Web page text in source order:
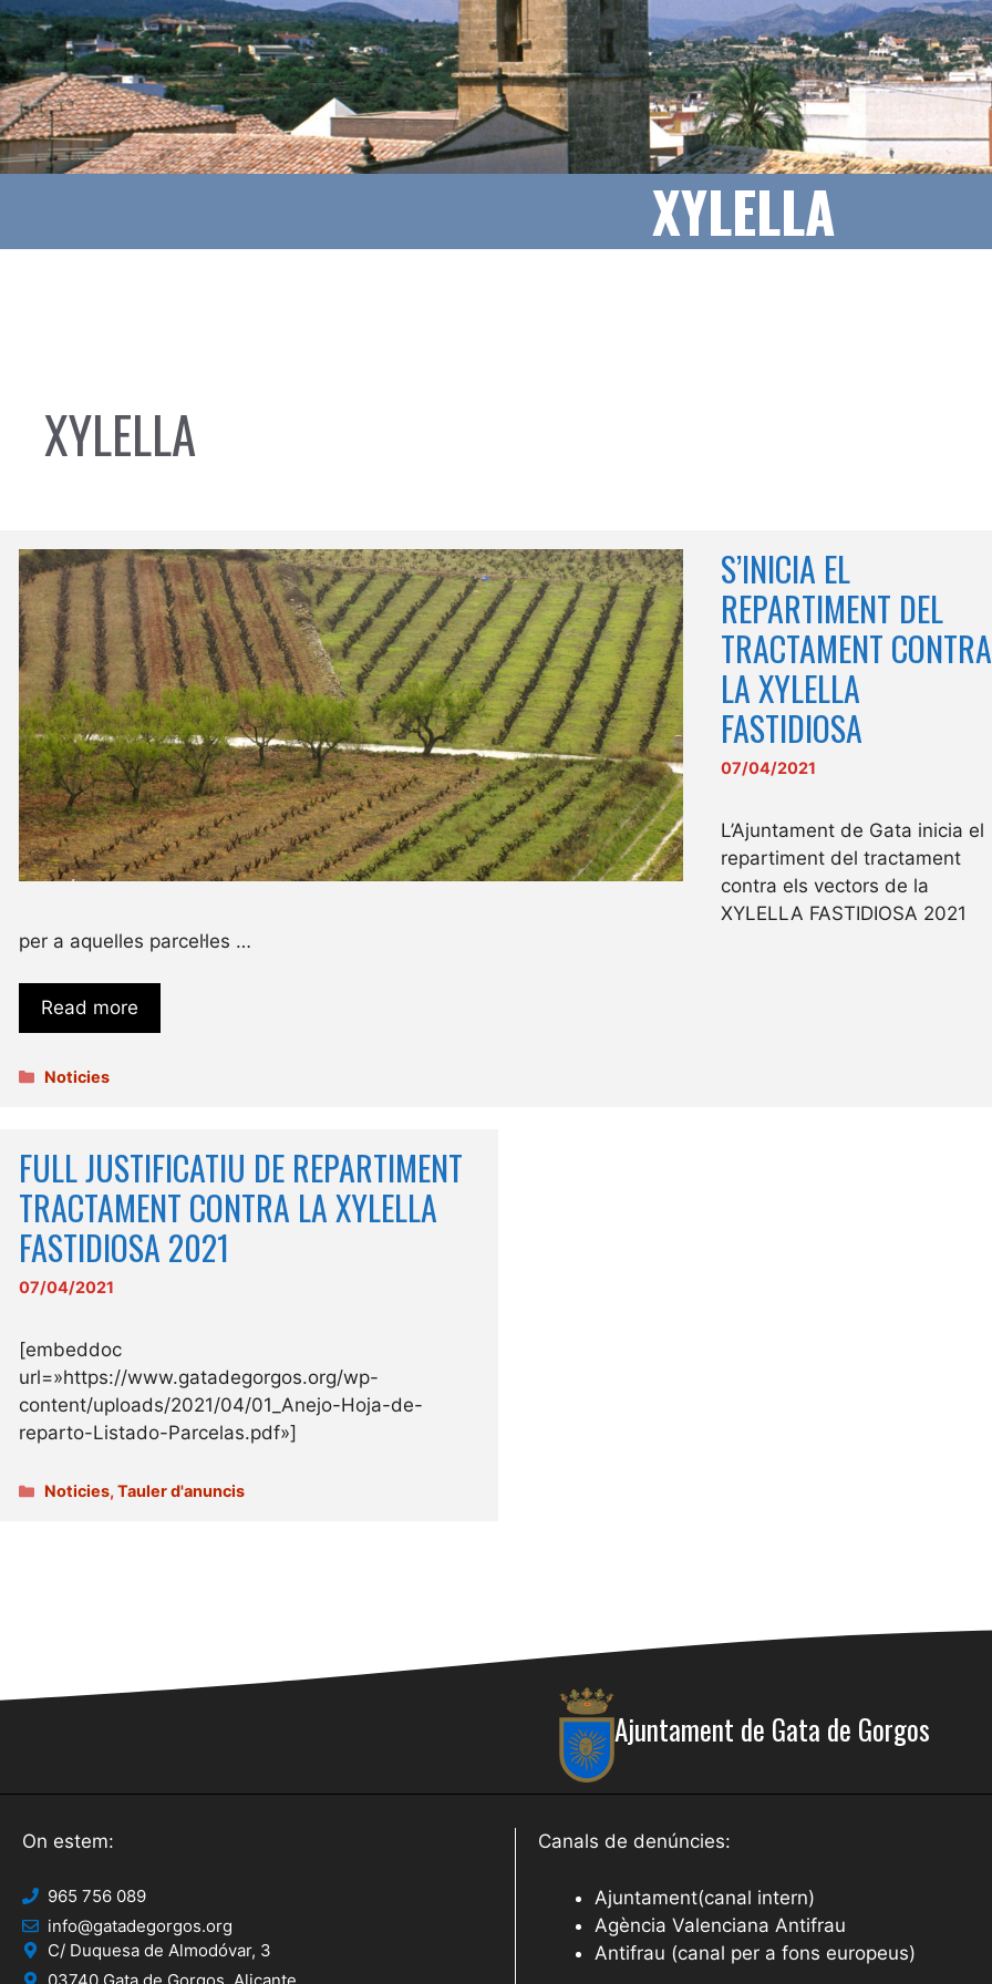
XYLELLA
XYLELLA
S’INICIA EL
REPARTIMENT DEL
TRACTAMENT CONTRA
LA XYLELLA
FASTIDIOSA
07/04/2021
L’Ajuntament de Gata inicia el
repartiment del tractament
contra els vectors de la
XYLELLA FASTIDIOSA 2021
per a aquelles parcel·les …
Read more
Categories
Noticies
FULL JUSTIFICATIU DE REPARTIMENT
TRACTAMENT CONTRA LA XYLELLA
FASTIDIOSA 2021
07/04/2021
[embeddoc
url=»https://www.gatadegorgos.org/wp-
content/uploads/2021/04/01_Anejo-Hoja-de-
reparto-Listado-Parcelas.pdf»]
Categories
Noticies,Tauler d'anuncis
Ajuntament de Gata de Gorgos
On estem:
965 756 089
info@gatadegorgos.org
C/ Duquesa de Almodóvar, 3
03740 Gata de Gorgos, Alicante.
Canals de denúncies:
Ajuntament(canal intern)
Agència Valenciana Antifrau
Antifrau (canal per a fons europeus)